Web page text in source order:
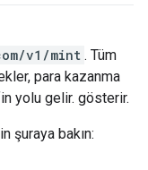
v1/mint . Tüm
para kazanma
yolu gelir. gösterir.
şuraya bakın: